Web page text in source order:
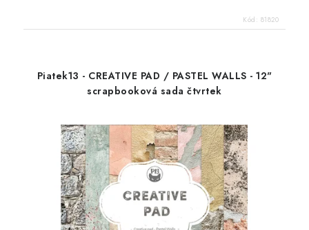
Kód: 81820
Piatek13 - CREATIVE PAD / PASTEL WALLS - 12"
scrapbooková sada čtvrtek